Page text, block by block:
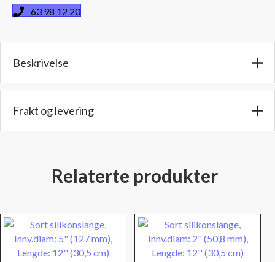
(82,5
mm),
(30,5
antall
63 98 12 20
Beskrivelse
Frakt og levering
Relaterte produkter